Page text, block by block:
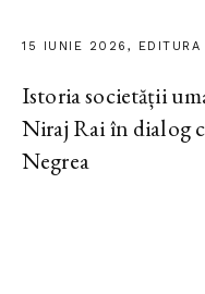
15 IUNIE 2026, EDITURA
Istoria societății
Niraj Rai în dialog
Negrea